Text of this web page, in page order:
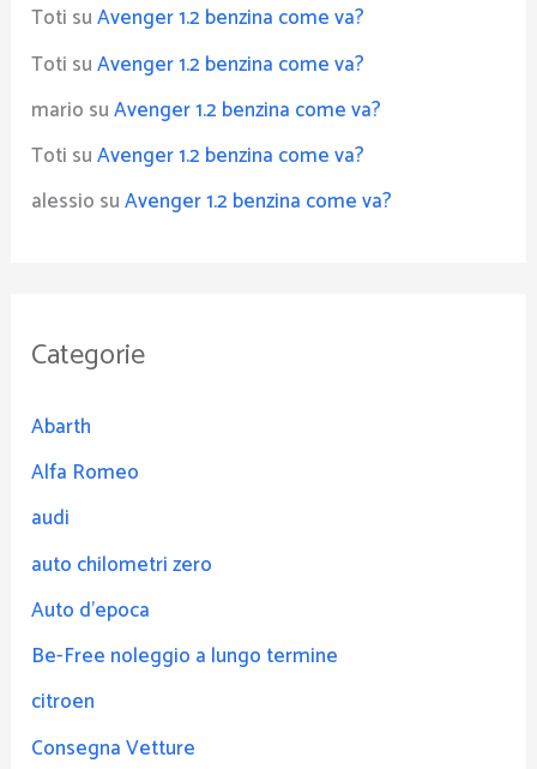
Toti suAvenger 1.2 benzina come va?
Toti suAvenger 1.2 benzina come va?
mario suAvenger 1.2 benzina come va?
Toti suAvenger 1.2 benzina come va?
alessio suAvenger 1.2 benzina come va?
Categorie
Abarth
Alfa Romeo
audi
auto chilometri zero
Auto d'epoca
Be-Free noleggio a lungo termine
citroen
Consegna Vetture